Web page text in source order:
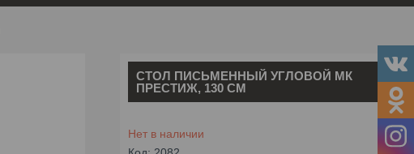
СТОЛ ПИСЬМЕННЫЙ УГЛОВОЙ МК
ПРЕСТИЖ, 130 СМ
Нет в наличии